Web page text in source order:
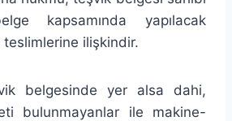
kapsamında yapılacak
ilişkindir.
belgesinde yer alsa dahi,
bulunmayanlar ile makine-